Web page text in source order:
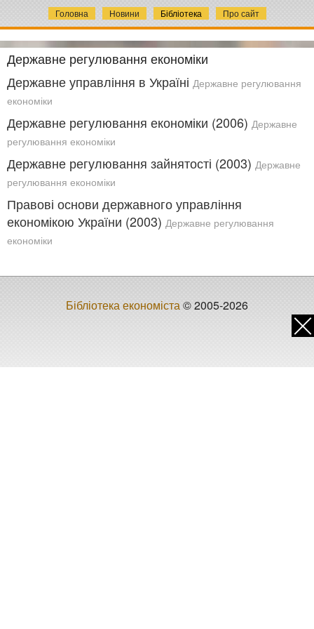
Головна Новини Бібліотека Про сайт
Державне регулювання економіки
Державне управління в Україні Державне регулювання
економіки
Державне регулювання економіки (2006) Державне
регулювання економіки
Державне регулювання зайнятості (2003) Державне
регулювання економіки
Правові основи державного управління
економікою України (2003) Державне регулювання
економіки
Бібліотека економіста© 2005-2026